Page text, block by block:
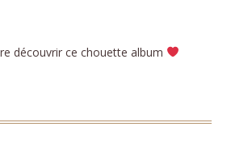
découvrir ce chouette album